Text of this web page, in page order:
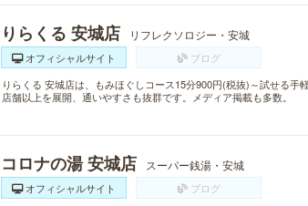
りらくる 安城店 リフレクソロジー・安城
オフィシャルサイト
ブログ
りらくる 安城店は、もみほぐしコース15分900円(税抜)～試せる
店舗以上を展開、通いやすさも抜群です。メディア掲載も多数。
コロナの湯 安城店 スーパー銭湯・安城
オフィシャルサイト
ブログ